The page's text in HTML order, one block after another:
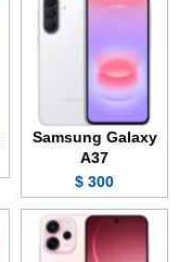
Samsung Galaxy
A37
300 $